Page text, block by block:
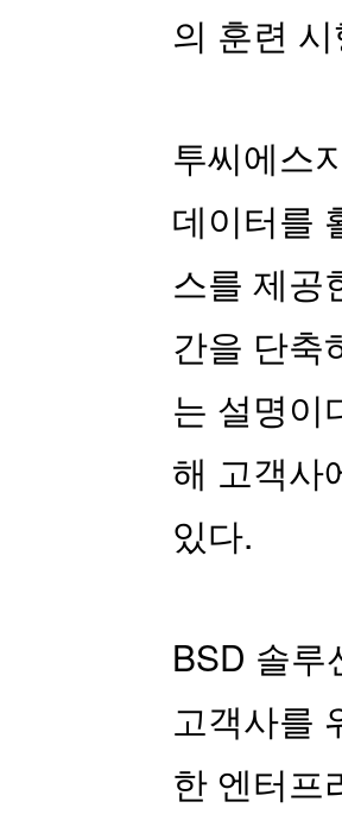
의 훈련
투씨에스
데이터를
스를 제공
간을 단축
는 설명이
해 고객사
있다.
BSD 솔루
고객사를
한 엔터프